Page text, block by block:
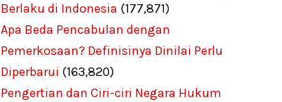
Berlaku di Indonesia (177,871)
Apa Beda Pencabulan dengan
Pemerkosaan? Definisinya Dinilai Perlu
Diperbarui (163,820)
Pengertian dan Ciri-ciri Negara Hukum